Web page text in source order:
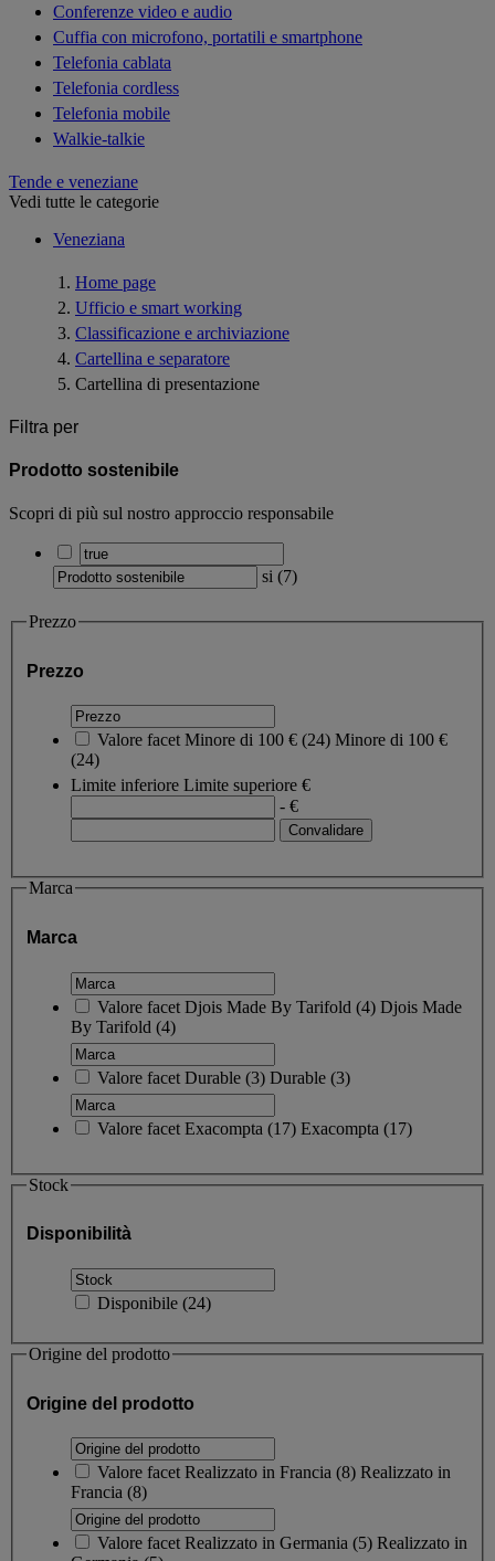
Conferenze video e audio
Cuffia con microfono, portatili e smartphone
Telefonia cablata
Telefonia cordless
Telefonia mobile
Walkie-talkie
Tende e veneziane
Vedi tutte le categorie
Veneziana
Home page
Ufficio e smart working
Classificazione e archiviazione
Cartellina e separatore
Cartellina di presentazione
Filtra per
Prodotto sostenibile
Scopri di più sul nostro approccio responsabile
si (7)
Prezzo
Prezzo
Valore facet Minore di 100 € (24) Minore di 100 €
(24)
Limite inferiore Limite superiore €
- €
Marca
Marca
Valore facet Djois Made By Tarifold (4) Djois Made
By Tarifold (4)
Valore facet Durable (3) Durable (3)
Valore facet Exacompta (17) Exacompta (17)
Stock
Disponibilità
Disponibile (24)
Origine del prodotto
Origine del prodotto
Valore facet Realizzato in Francia (8) Realizzato in
Francia (8)
Valore facet Realizzato in Germania (5) Realizzato in